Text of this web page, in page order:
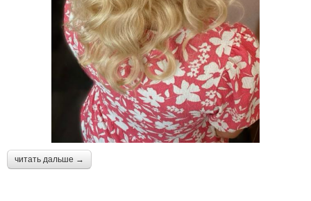
читать дальше →